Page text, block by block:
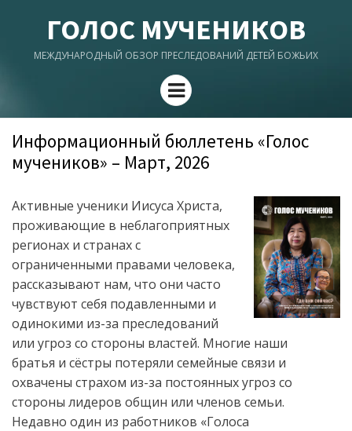
ГОЛОС МУЧЕНИКОВ
МЕЖДУНАРОДНЫЙ ОБЗОР ПРЕСЛЕДОВАНИЙ ДЕТЕЙ БОЖЬИХ
Menu
Информационный бюллетень «Голос
мучеников» – Март, 2026
Активные ученики Иисуса Христа,
проживающие в неблагоприятных
регионах и странах с
ограниченными правами человека,
рассказывают нам, что они часто
чувствуют себя подавленными и
одинокими из-за преследований
или угроз со стороны властей. Многие наши
братья и сёстры потеряли семейные связи и
охвачены страхом из-за постоянных угроз со
стороны лидеров общин или членов семьи.
Недавно один из работников «Голоса